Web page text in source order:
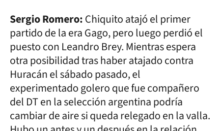
Sergio Romero:Chiquito atajó el primer
partido de la era Gago, pero luego perdió el
puesto con Leandro Brey. Mientras espera
otra posibilidad tras haber atajado contra
Huracán el sábado pasado, el
experimentado golero que fue compañero
del DT en la selección argentina podría
cambiar de aire si queda relegado en la valla.